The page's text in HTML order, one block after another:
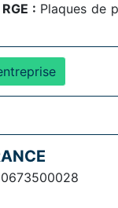
: Plaques de